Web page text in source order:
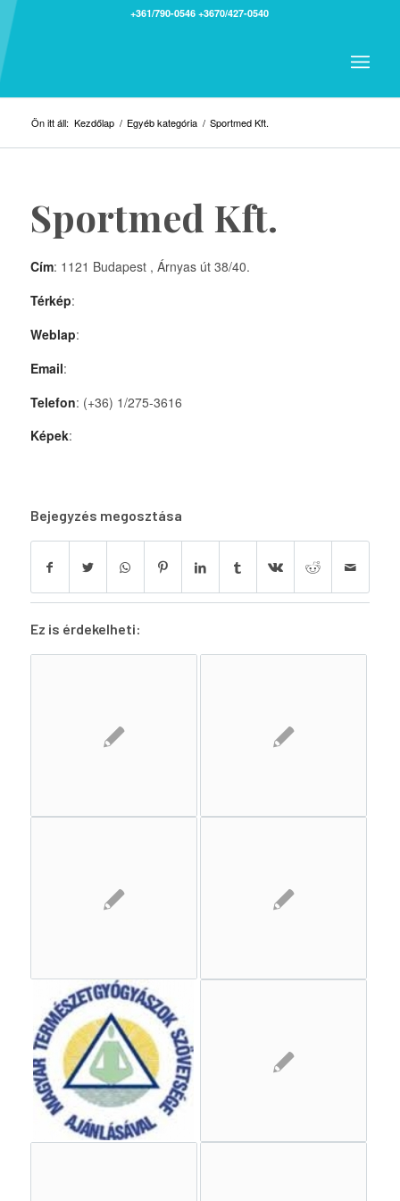
+361/790-0546 +3670/427-0540
Ön itt áll: Kezdőlap / Egyéb kategória / Sportmed Kft.
Sportmed Kft.
Cím: 1121 Budapest , Árnyas út 38/40.
Térkép:
Weblap:
Email:
Telefon: (+36) 1/275-3616
Képek:
Bejegyzés megosztása
Ez is érdekelheti: